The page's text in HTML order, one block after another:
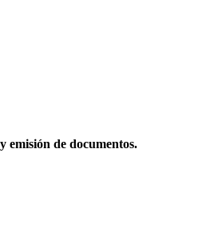
emisión de documentos.